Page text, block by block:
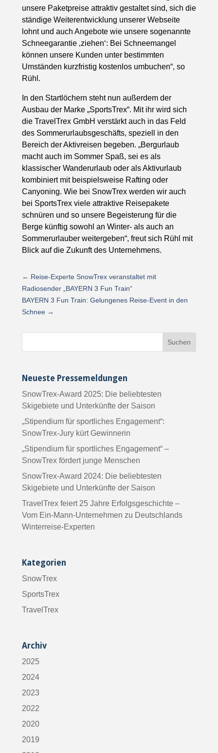
unsere Paketpreise attraktiv gestaltet sind, sich die
ständige Weiterentwicklung unserer Webseite
lohnt und auch Angebote wie unsere sogenannte
Schneegarantie ‚ziehen‘: Bei Schneemangel
können unsere Kunden unter bestimmten
Umständen kurzfristig kostenlos umbuchen“, so
Rühl.
In den Startlöchern steht nun außerdem der
Ausbau der Marke „SportsTrex“. Mit ihr wird sich
die TravelTrex GmbH verstärkt auch in das Feld
des Sommerurlaubsgeschäfts, speziell in den
Bereich der Aktivreisen begeben. „Bergurlaub
macht auch im Sommer Spaß, sei es als
klassischer Wanderurlaub oder als Aktivurlaub
kombiniert mit beispielsweise Rafting oder
Canyoning. Wie bei SnowTrex werden wir auch
bei SportsTrex viele attraktive Reisepakete
schnüren und so unsere Begeisterung für die
Berge künftig sowohl an Winter- als auch an
Sommerurlauber weitergeben“, freut sich Rühl mit
Blick auf die Zukunft des Unternehmens.
← Reise-Experte SnowTrex veranstaltet mit
Radiosender „BAYERN 3 Fun Train“
BAYERN 3 Fun Train: Gelungenes Reise-Event in den
Schnee→
Neueste Pressemeldungen
SnowTrex-Award 2025: Die beliebtesten
Skigebiete und Unterkünfte der Saison
„Stipendium für sportliches Engagement“:
SnowTrex-Jury kürt Gewinnerin
„Stipendium für sportliches Engagement“ –
SnowTrex fördert junge Menschen
SnowTrex-Award 2024: Die beliebtesten
Skigebiete und Unterkünfte der Saison
TravelTrex feiert 25 Jahre Erfolgsgeschichte –
Vom Ein-Mann-Unternehmen zu Deutschlands
Winterreise-Experten
Kategorien
SnowTrex
SportsTrex
TravelTrex
Archiv
2025
2024
2023
2022
2020
2019